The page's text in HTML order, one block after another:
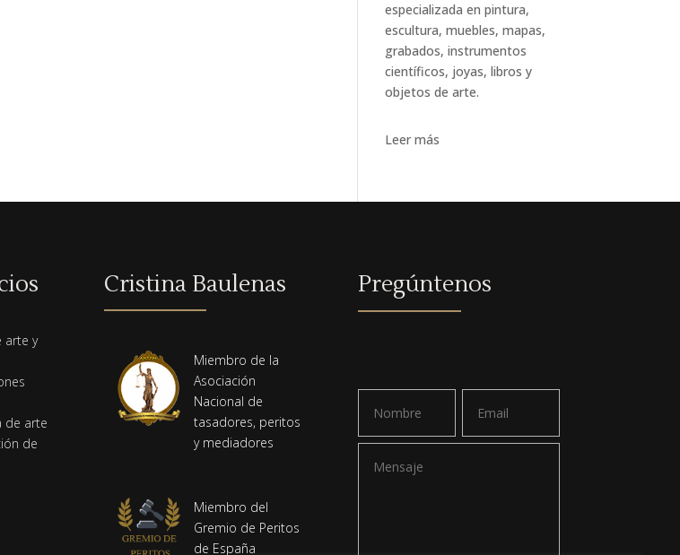
especializada en pintura,
escultura, muebles, mapas,
grabados, instrumentos
científicos, joyas, libros y
objetos de arte.
Leer más
arte y
de arte
de
Cristina Baulenas
Miembro de la
Asociación
Nacional de
tasadores, peritos
y mediadores
Miembro del
Gremio de Peritos
de España
Pregúntenos